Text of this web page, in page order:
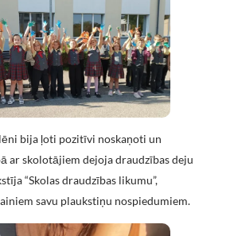
bija ļoti pozitīvi noskaņoti un
ar skolotājiem dejoja draudzības deju
“Skolas draudzības likumu”,
savu plaukstiņu nospiedumiem.